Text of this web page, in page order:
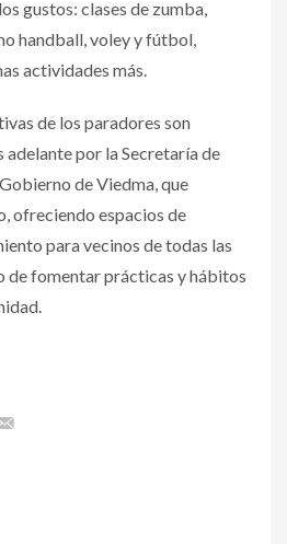
gustos: clases de zumba,
handball, voley y fútbol,
actividades más.
de los paradores son
adelante por la Secretaría de
de Viedma, que
ofreciendo espacios de
para vecinos de todas las
de fomentar prácticas y hábitos